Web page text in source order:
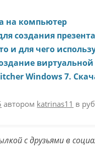
на компьютер
создания
и для чего
виртуальной
Windows 7.
автором katrinas11 в
с друзьями в